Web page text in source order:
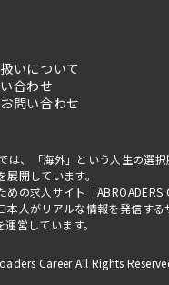
いについて
合わせ
問い合わせ
は、「海外」という人生の選択
開しています。
の求人サイト「ABROADERS
本人がリアルな情報を発信する
運営しています。
Career All Rights